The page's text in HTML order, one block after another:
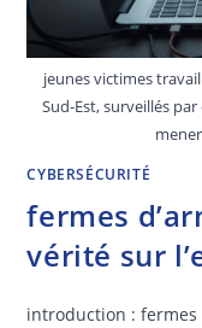
jeunes victimes
Sud-Est, surveillés
CYBERSÉCURITÉ
fermes
vérité sur
introduction : fermes